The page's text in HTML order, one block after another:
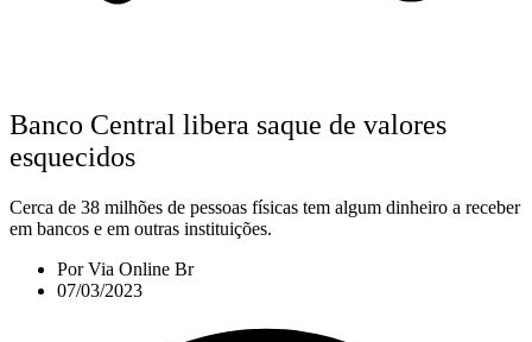
Banco Central libera saque de valores
esquecidos
Cerca de 38 milhões de pessoas físicas tem algum dinheiro a receber
em bancos e em outras instituições.
PorVia Online Br
07/03/2023